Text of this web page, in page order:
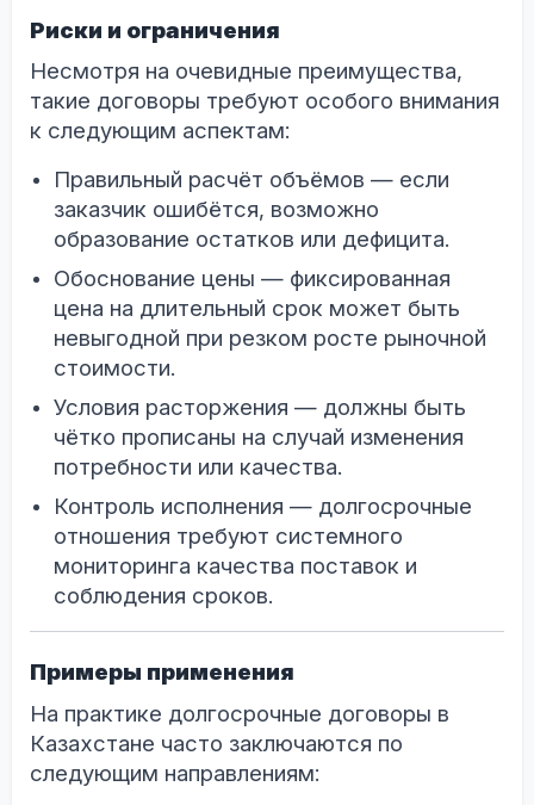
Риски и ограничения
Несмотря на очевидные преимущества,
такие договоры требуют особого внимания
к следующим аспектам:
Правильный расчёт объёмов — если
заказчик ошибётся, возможно
образование остатков или дефицита.
Обоснование цены — фиксированная
цена на длительный срок может быть
невыгодной при резком росте рыночной
стоимости.
Условия расторжения — должны быть
чётко прописаны на случай изменения
потребности или качества.
Контроль исполнения — долгосрочные
отношения требуют системного
мониторинга качества поставок и
соблюдения сроков.
Примеры применения
На практике долгосрочные договоры в
Казахстане часто заключаются по
следующим направлениям: